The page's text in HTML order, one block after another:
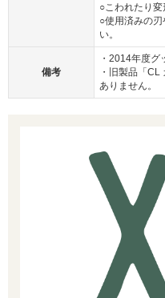
○こわれたり変
○使用済みの
い。
備考
・2014年度
・旧製品「
ありません。